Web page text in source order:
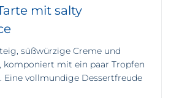
mit salty
süßwürzige Creme und
mit ein paar Tropfen
Eine vollmundige Dessertfreude